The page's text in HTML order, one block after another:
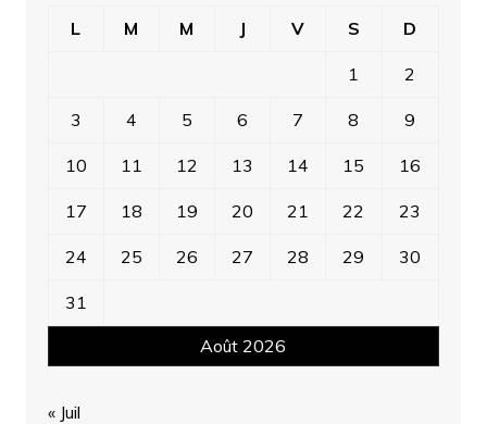
Août 2026
L M M J V S D
1 2
3 4 5 6 7 8 9
10 11 12 13 14 15 16
17 18 19 20 21 22 23
24 25 26 27 28 29 30
31
« Juil